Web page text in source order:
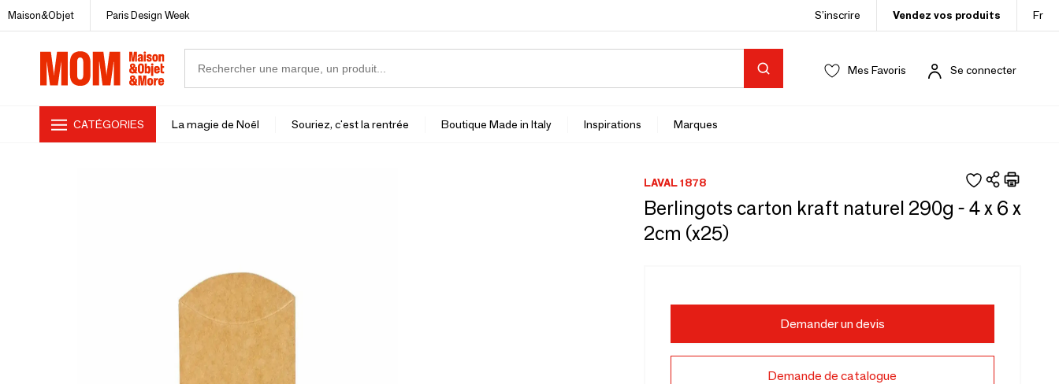
Maison&Objet Paris Design Week S’inscrire Vendez vos produits Fr
Mes Favoris Se connecter
CATÉGORIES La magie de Noël Souriez, c'est la rentrée Boutique Made in Italy Inspirations Marques
LAVAL 1878
Berlingots carton kraft naturel 290g - 4 x 6 x
2cm (x25)
Demander un devis
Demande de catalogue